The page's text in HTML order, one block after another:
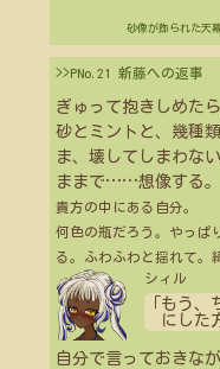
砂像が飾られた天
>>PNo.21 新藤への返事
ぎゅって抱きしめた
砂とミントと、幾種
ま、壊してしまわな
ままで……想像する。
貴方の中にある自分。
何色の瓶だろう。やっぱ
る。ふわふわと揺れて。
シィル
「もう、
にした
自分で言っておきなが